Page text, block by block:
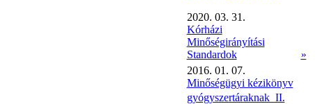
2020. 03. 31.
Kórházi
Minőségirányítási
Standardok
»
2016. 01. 07.
Minőségügyi kézikönyv
gyógyszertáraknak  II.